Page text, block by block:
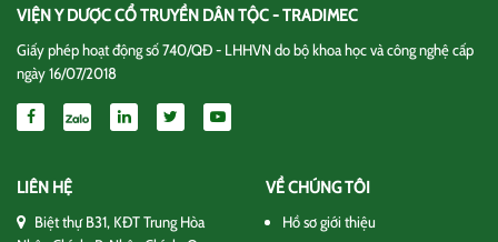
VIỆN Y DƯỢC CỔ TRUYỀN DÂN TỘC - TRADIMEC
Giấy phép hoạt động số 740/QĐ - LHHVN do bộ khoa học và công nghệ cấp
ngày 16/07/2018
LIÊN HỆ
Biệt thự B31, KĐT Trung Hòa
VỀ CHÚNG TÔI
Hồ sơ giới thiệu